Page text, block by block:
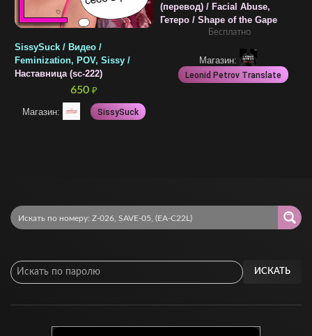
SissySuck / Видео /
Feminization, POV, Sissy /
Наставница (sc-222)
650 ₽
Магазин: SissySuck
(перевод) / Facial Abuse,
Гетеро / Shape of the Gape
Бесплатно
Магазин:
Leonid Petrov Translate
ИСКАТЬ